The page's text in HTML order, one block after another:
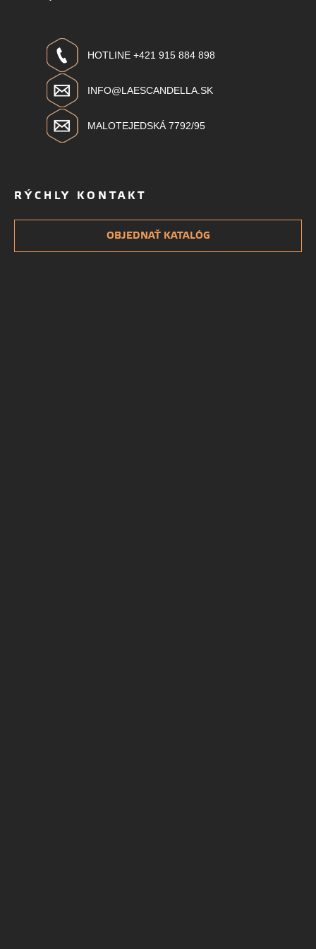
HOTLINE +421 915 884 898
INFO@LAESCANDELLA.SK
MALOTEJEDSKÁ 7792/95
RÝCHLY KONTAKT
OBJEDNAŤ KATALÓG